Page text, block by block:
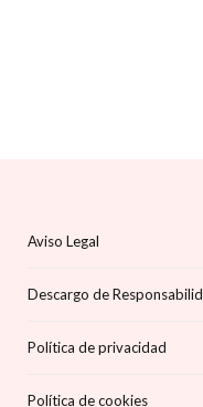
Aviso Legal
Descargo de
Política de privacidad
Política de cookies